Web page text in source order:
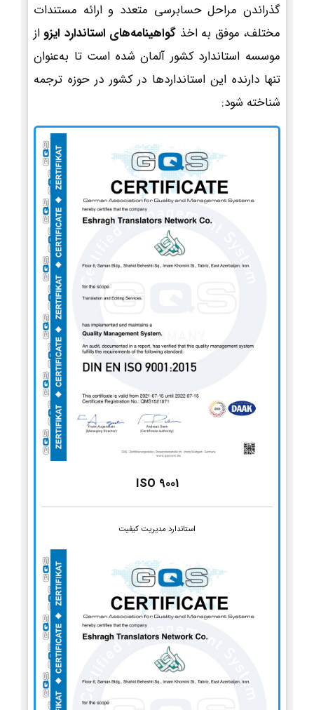
گذراندن مراحل حسابرسی متعدد و ارائه مستندات
مختلف، موفق به اخذ گواهینامه‌های استاندارد ایزو از
موسسه استاندارد کشور آلمان شده است تا به‌عنوان
تنها دارنده این استانداردها در کشور در حوزه ترجمه
شناخته شود:
ISO 9001
استاندارد مدیریت کیفیت